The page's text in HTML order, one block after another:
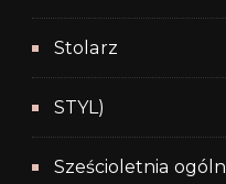
Stolarz
STYL)
Sześcioletnia